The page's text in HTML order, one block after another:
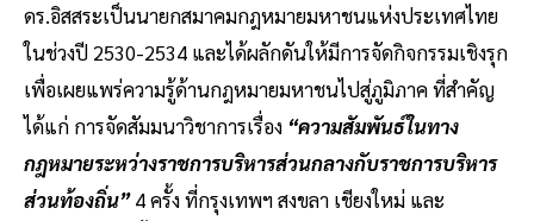
ดร.อิสสระเป็นนายกสมาคมกฎหมายมหาชนแห่งประเทศไทย
ในช่วงปี 2530-2534 และได้ผลักดันให้มีการจัดกิจกรรมเชิงรุก
เพื่อเผยแพร่ความรู้ด้านกฎหมายมหาชนไปสู่ภูมิภาค ที่สำคัญ
ได้แก่ การจัดสัมมนาวิชาการเรื่อง “ความสัมพันธ์ในทาง
กฎหมายระหว่างราชการบริหารส่วนกลางกับราชการบริหาร
ส่วนท้องถิ่น”4 ครั้ง ที่กรุงเทพฯ สงขลา เชียงใหม่ และ